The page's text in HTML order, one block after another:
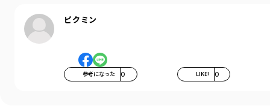
ピクミン
参考になった 0 LIKE! 0